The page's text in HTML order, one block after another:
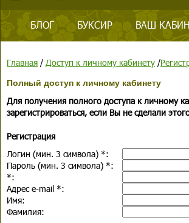
БЛОГ БУКСИР ВАШ
Главная / Доступ к личному кабинету /
Полный доступ к личному кабинету
Для получения полного доступа к личному
зарегистрироваться, если Вы не сделали
Регистрация
Логин (мин. 3 символа) *:
Пароль (мин. 3 символа) *:
*:
Адрес e-mail *:
Имя:
Фамилия: